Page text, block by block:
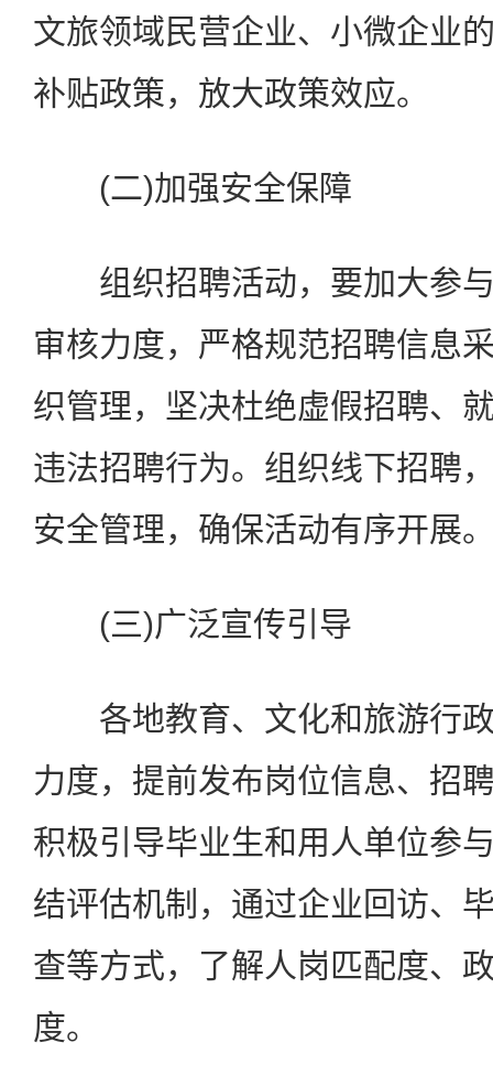
文旅领域民营企业、小微企业
补贴政策，放大政策效应。
(二)加强安全保障
组织招聘活动，要加大参与
审核力度，严格规范招聘信息
织管理，坚决杜绝虚假招聘、
违法招聘行为。组织线下招聘
安全管理，确保活动有序开展
(三)广泛宣传引导
各地教育、文化和旅游行政
力度，提前发布岗位信息、招
积极引导毕业生和用人单位参
结评估机制，通过企业回访、
查等方式，了解人岗匹配度、
度。